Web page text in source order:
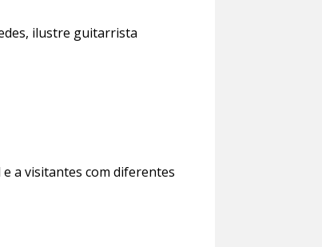
ilustre guitarrista
a visitantes com diferentes